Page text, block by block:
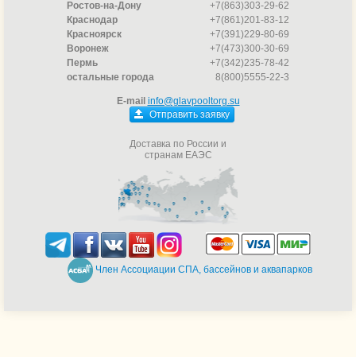
Ростов-на-Дону
+7(863)303-29-62
Краснодар
+7(861)201-83-12
Красноярск
+7(391)229-80-69
Воронеж
+7(473)300-30-69
Пермь
+7(342)235-78-42
остальные города
8(800)5555-22-3
E-mail info@glavpooltorg.su
Отправить заявку
Доставка по России и
странам ЕАЭС
Член Ассоциации СПА, бассейнов и аквапарков